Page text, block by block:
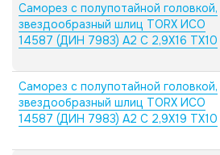
Саморез с полупотайной головкой,
звездообразный шлиц TORX ИСО
14587 (ДИН 7983) А2 C 2,9X16 TX10
Саморез с полупотайной головкой,
звездообразный шлиц TORX ИСО
14587 (ДИН 7983) А2 C 2,9X19 TX10